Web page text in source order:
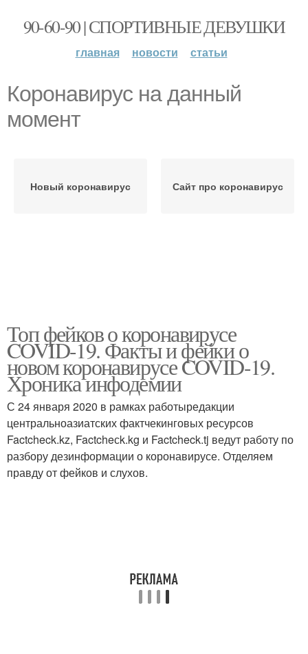
90-60-90 | СПОРТИВНЫЕ ДЕВУШКИ
главная новости статьи
Коронавирус на данный
момент
Новый коронавирус Сайт про коронавирус
Топ фейков о коронавирусе
COVID-19. Факты и фейки о
новом коронавирусе COVID-19.
Хроника инфодемии
С 24 января 2020 в рамках работыредакции
центральноазиатских фактчекинговых ресурсов
Factcheck.kz, Factcheсk.kg и Factcheck.tj ведут работу по
разбору дезинформации о коронавирусе. Отделяем
правду от фейков и слухов.